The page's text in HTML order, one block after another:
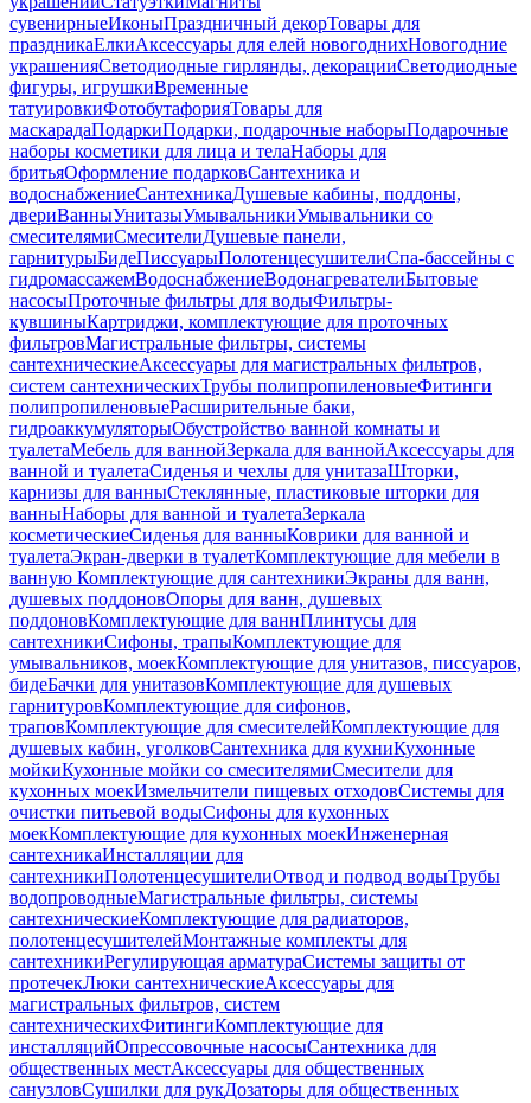
сувенирныеИконыПраздничный декорТовары для
праздникаЕлкиАксессуары для елей новогоднихНовогодние
украшенияСветодиодные гирлянды, декорацииСветодиодные
фигуры, игрушкиВременные
татуировкиФотобутафорияТовары для
маскарадаПодаркиПодарки, подарочные наборыПодарочные
наборы косметики для лица и телаНаборы для
бритьяОформление подарковСантехника и
водоснабжениеСантехникаДушевые кабины, поддоны,
двериВанныУнитазыУмывальникиУмывальники со
смесителямиСмесителиДушевые панели,
гарнитурыБидеПиссуарыПолотенцесушителиСпа-бассейны с
гидромассажемВодоснабжениеВодонагревателиБытовые
насосыПроточные фильтры для водыФильтры-
кувшиныКартриджи, комплектующие для проточных
фильтровМагистральные фильтры, системы
сантехническиеАксессуары для магистральных фильтров,
систем сантехническихТрубы полипропиленовыеФитинги
полипропиленовыеРасширительные баки,
гидроаккумуляторыОбустройство ванной комнаты и
туалетаМебель для ваннойЗеркала для ваннойАксессуары для
ванной и туалетаСиденья и чехлы для унитазаШторки,
карнизы для ванныСтеклянные, пластиковые шторки для
ванныНаборы для ванной и туалетаЗеркала
косметическиеСиденья для ванныКоврики для ванной и
туалетаЭкран-дверки в туалетКомплектующие для мебели в
ванную Комплектующие для сантехникиЭкраны для ванн,
душевых поддоновОпоры для ванн, душевых
поддоновКомплектующие для ваннПлинтусы для
сантехникиСифоны, трапыКомплектующие для
умывальников, моекКомплектующие для унитазов, писсуаров,
бидеБачки для унитазовКомплектующие для душевых
гарнитуровКомплектующие для сифонов,
траповКомплектующие для смесителейКомплектующие для
душевых кабин, уголковСантехника для кухниКухонные
мойкиКухонные мойки со смесителямиСмесители для
кухонных моекИзмельчители пищевых отходовСистемы для
очистки питьевой водыСифоны для кухонных
моекКомплектующие для кухонных моекИнженерная
сантехникаИнсталляции для
сантехникиПолотенцесушителиОтвод и подвод водыТрубы
водопроводныеМагистральные фильтры, системы
сантехническиеКомплектующие для радиаторов,
полотенцесушителейМонтажные комплекты для
сантехникиРегулирующая арматураСистемы защиты от
протечекЛюки сантехническиеАксессуары для
магистральных фильтров, систем
сантехническихФитингиКомплектующие для
инсталляцийОпрессовочные насосыСантехника для
общественных местАксессуары для общественных
санузловСушилки для рукДозаторы для общественных